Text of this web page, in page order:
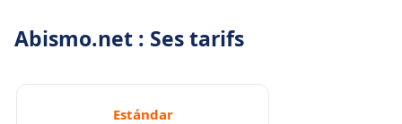
Abismo.net : Ses tarifs
Estándar